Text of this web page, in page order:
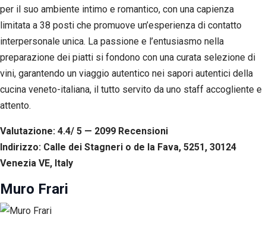
per il suo ambiente intimo e romantico, con una capienza
limitata a 38 posti che promuove un’esperienza di contatto
interpersonale unica. La passione e l’entusiasmo nella
preparazione dei piatti si fondono con una curata selezione di
vini, garantendo un viaggio autentico nei sapori autentici della
cucina veneto-italiana, il tutto servito da uno staff accogliente e
attento.
Valutazione: 4.4/ 5 — 2099 Recensioni
Indirizzo: Calle dei Stagneri o de la Fava, 5251, 30124
Venezia VE, Italy
Muro Frari